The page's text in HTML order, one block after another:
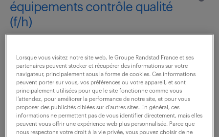
équipements contrôle qualité
(f/h)
Val De Reuil (27) intérim
6 mois
41 000 - 45 000 € / an
Votre rôle consiste à assurer la revue et l'approbation
de l'ensemble de la documentation de qualification
générée par le plateau investissements, incluant les
Lorsque vous visitez notre site web, le Groupe Randstad France et ses
partenaires peuvent stocker et récupérer des informations sur votre
navigateur, principalement sous la forme de cookies. Ces informations
peuvent porter sur vous, vos préférences ou votre appareil, et sont
principalement utilisées pour que le site fonctionne comme vous
l’attendez, pour améliorer la performance de notre site, et pour vous
proposer des publicités ciblées sur d’autres sites. En général, ces
informations ne permettent pas de vous identifier directement, mais elles
peuvent vous offrir une expérience web plus personnalisée. Parce que
nous respectons votre droit à la vie privée, vous pouvez choisir de ne